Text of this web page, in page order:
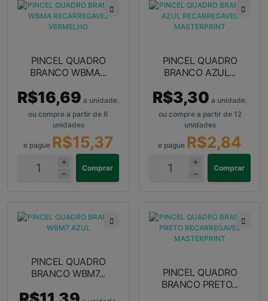
PINCEL QUADRO
BRANCO WBMA...
R$16,69 a unidade.
ou compre a partir de 6
unidades
e pague R$15,37
Comprar
PINCEL QUADRO
BRANCO AZUL...
R$3,30 a unidade.
ou compre a partir de 12
unidades
e pague R$2,84
Comprar
PINCEL QUADRO
BRANCO WBM7...
PINCEL QUADRO
BRANCO PRETO...